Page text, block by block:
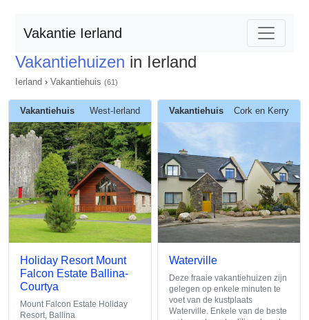
Vakantie Ierland
Vakantiehuizen in Ierland
Ierland › Vakantiehuis (61)
Vakantiehuis West-Ierland
Holiday Resort Mount
Falcon Estate Ballina-
Courtya
Mount Falcon Estate Holiday
Resort, Ballina
Vakantiehuis Cork en Kerry
Waterville
Deze fraaie vakantiehuizen zijn
gelegen op enkele minuten te
voet van de kustplaats
Waterville. Enkele van de beste